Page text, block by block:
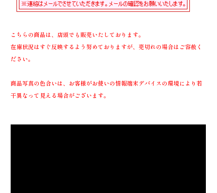
こちらの商品は、店頭でも販売いたしております。
在庫状況はすぐ反映するよう努めておりますが、売切れの場合はご容赦く
ださい。
商品写真の色合いは、お客様がお使いの情報端末デバイスの環境により若
干異なって見える場合がございます。